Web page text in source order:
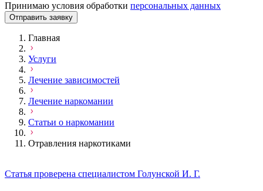
Принимаю условия обработки персональных данных
Отправить заявку
Главная
Услуги
Лечение зависимостей
Лечение наркомании
Статьи о наркомании
Отравления наркотиками
Статья проверена специалистом Голунской И. Г.